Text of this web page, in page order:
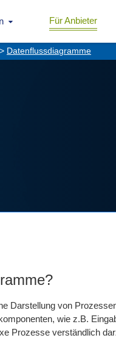
Für Anbieter
> Datenflussdiagramme
Darstellung von
wie z.B.
Prozesse verständlich